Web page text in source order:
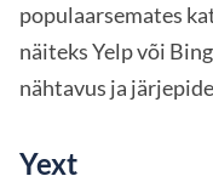
populaarsemates
näiteks Yelp või
nähtavus ja
Yext